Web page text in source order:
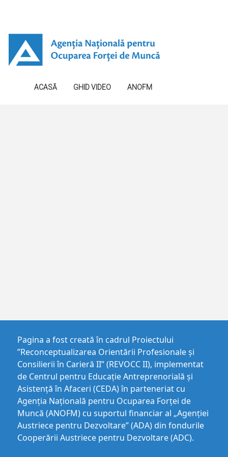
ACASĂ GHID VIDEO ANOFM
Pagina a fost creată în cadrul Proiectului
”Reconceptualizarea Orientării Profesionale și
Consilierii în Carieră II” (REVOCC II), implementat
de Centrul pentru Educaţie Antreprenorială şi
Asistenţă în Afaceri (CEDA) în parteneriat cu
Agenția Națională pentru Ocuparea Forței de
Muncă (ANOFM) cu suportul financiar al „Agenției
Austriece pentru Dezvoltare” (ADA) din fondurile
Cooperării Austriece pentru Dezvoltare (ADC).